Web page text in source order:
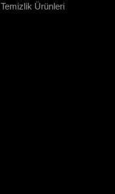
Ürünleri